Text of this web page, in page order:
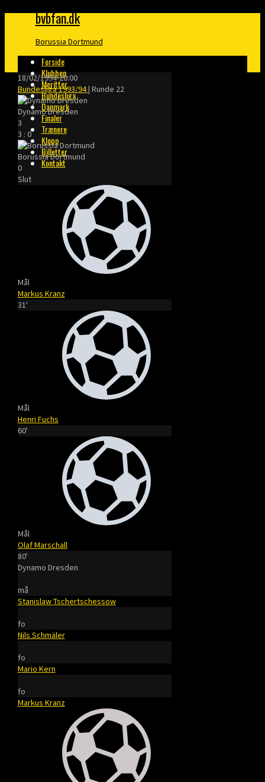
bvbfan.dk
Borussia Dortmund
Forside
Klubben
Meritter
Bundesliga
Danmark
Finaler
Trænere
Klopp
Billetter
Kontakt
18/02/1994-20:00
Bundesliga 1993/94| Runde 22
Dynamo Dresden
3
3 : 0
Borussia Dortmund
0
Slut
Mål
Markus Kranz
31'
Mål
Henri Fuchs
60'
Mål
Olaf Marschall
80'
Dynamo Dresden
må
Stanislaw Tschertschessow
fo
Nils Schmäler
fo
Mario Kern
fo
Markus Kranz